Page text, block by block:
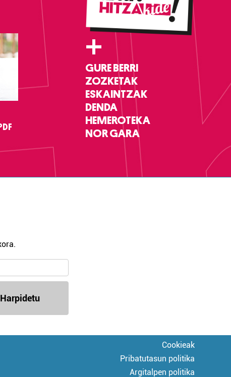
+
GURE BERRI
ZOZKETAK
ESKAINTZAK
DENDA
HEMEROTEKA
NOR GARA
Harpidetu
Cookieak
Pribatutasun politika
Argitalpen politika